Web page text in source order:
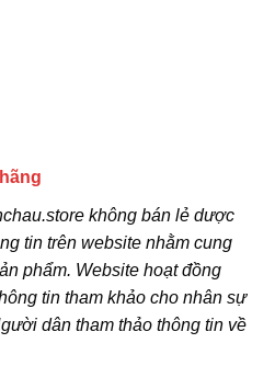
không bán lẻ dược
tin trên website nhằm cung
phẩm. Website hoạt đồng
tin tham khảo cho nhân sự
dân tham thảo thông tin về